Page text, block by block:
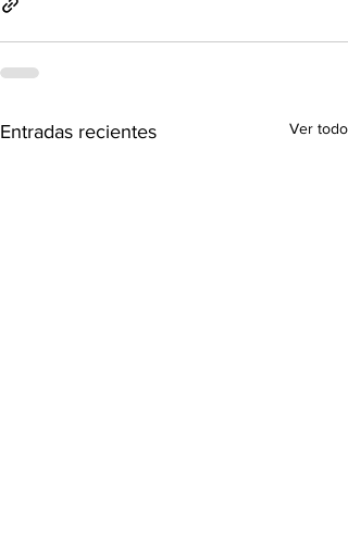
Entradas recientes Ver todo